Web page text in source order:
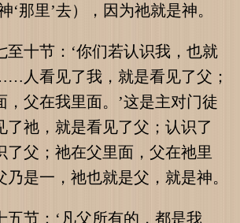
‘那里’去），因为祂就是神。
至十节：‘你们若认识我，也就
人看见了我，就是看见了父；
父在我里面。’这是主对门徒
了祂，就是看见了父；认识了
了父；祂在父里面，父在祂里
是一，祂也就是父，就是神。
五节：‘凡父所有的，都是我